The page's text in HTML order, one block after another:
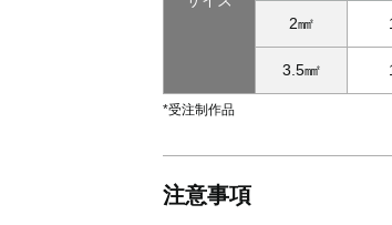
2㎟
3.5㎟
*受注制作品
注意事項